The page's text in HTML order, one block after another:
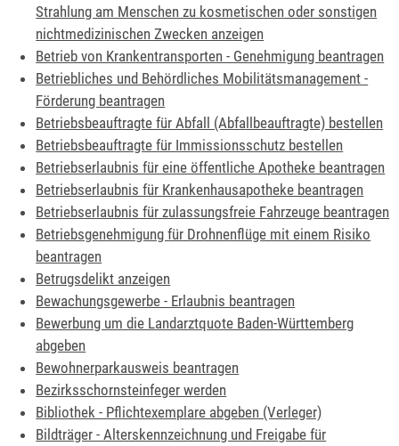
Strahlung am Menschen zu kosmetischen oder sonstigen
nichtmedizinischen Zwecken anzeigen
Betrieb von Krankentransporten - Genehmigung beantragen
Betriebliches und Behördliches Mobilitätsmanagement -
Förderung beantragen
Betriebsbeauftragte für Abfall (Abfallbeauftragte) bestellen
Betriebsbeauftragte für Immissionsschutz bestellen
Betriebserlaubnis für eine öffentliche Apotheke beantragen
Betriebserlaubnis für Krankenhausapotheke beantragen
Betriebserlaubnis für zulassungsfreie Fahrzeuge beantragen
Betriebsgenehmigung für Drohnenflüge mit einem Risiko
beantragen
Betrugsdelikt anzeigen
Bewachungsgewerbe - Erlaubnis beantragen
Bewerbung um die Landarztquote Baden-Württemberg
abgeben
Bewohnerparkausweis beantragen
Bezirksschornsteinfeger werden
Bibliothek - Pflichtexemplare abgeben (Verleger)
Bildträger - Alterskennzeichnung und Freigabe für